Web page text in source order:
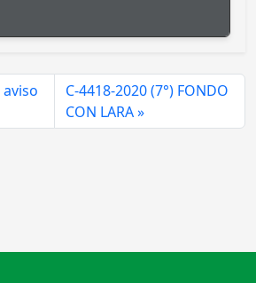
C-4418-2020 (7°) FONDO
CON LARA